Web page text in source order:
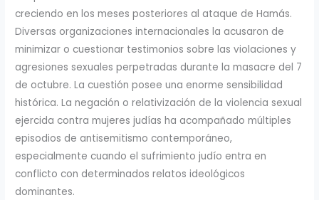
creciendo en los meses posteriores al ataque de Hamás.
Diversas organizaciones internacionales la acusaron de
minimizar o cuestionar testimonios sobre las violaciones y
agresiones sexuales perpetradas durante la masacre del 7
de octubre. La cuestión posee una enorme sensibilidad
histórica. La negación o relativización de la violencia sexual
ejercida contra mujeres judías ha acompañado múltiples
episodios de antisemitismo contemporáneo,
especialmente cuando el sufrimiento judío entra en
conflicto con determinados relatos ideológicos
dominantes.